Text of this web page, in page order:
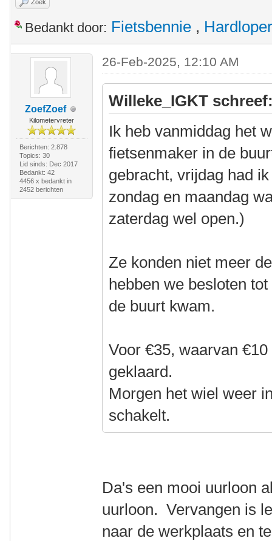
Zoek
Bedankt door: Fietsbennie , Hardloper
ZoefZoef
Kilometervreter
Berichten: 2.878
Topics: 30
Lid sinds: Dec 2017
Bedankt: 42
4456 x bedankt in
2452 berichten
26-Feb-2025, 12:10 AM
Willeke_IGKT
Ik heb vanmiddag het
fietsenmaker in de
gebracht, vrijdag had
zondag en maandag
zaterdag wel open.)
Ze konden niet meer
hebben we besloten
de buurt kwam.
Voor €35, waarvan
geklaard.
Morgen het wiel weer
schakelt.
Da's een mooi uurloon
uurloon. Vervangen is
naar de werkplaats en